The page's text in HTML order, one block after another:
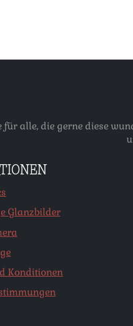
für alle, die gerne diese
Glanzbilder
Konditionen